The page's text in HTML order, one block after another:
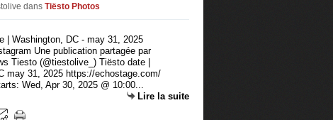
dans Tiësto Photos
Une publication partagée par
Tiesto (@tiestolive_) Tiësto date |
may 31, 2025 https://echostage.com/
Wed, Apr 30, 2025 @ 10:00...
Lire la suite